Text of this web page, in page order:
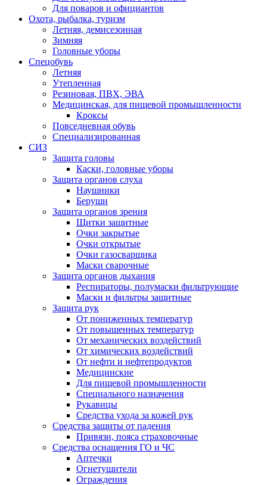
Для поваров и официантов
Охота, рыбалка, туризм
Летняя, демисезонная
Зимняя
Головные уборы
Спецобувь
Летняя
Утепленная
Резиновая, ПВХ, ЭВА
Медицинская, для пищевой промышленности
Кроксы
Повседневная обувь
Специализированная
СИЗ
Защита головы
Каски, головные уборы
Защита органов слуха
Наушники
Беруши
Защита органов зрения
Щитки защитные
Очки закрытые
Очки открытые
Очки газосварщика
Маски сварочные
Защита органов дыхания
Респираторы, полумаски фильтрующие
Маски и фильтры защитные
Защита рук
От пониженных температур
От повышенных температур
От механических воздействий
От химических воздействий
От нефти и нефтепродуктов
Медицинские
Для пищевой промышленности
Специального назначения
Рукавицы
Средства ухода за кожей рук
Средства защиты от падения
Привязи, пояса страховочные
Средства оснащения ГО и ЧС
Аптечки
Огнетушители
Ограждения